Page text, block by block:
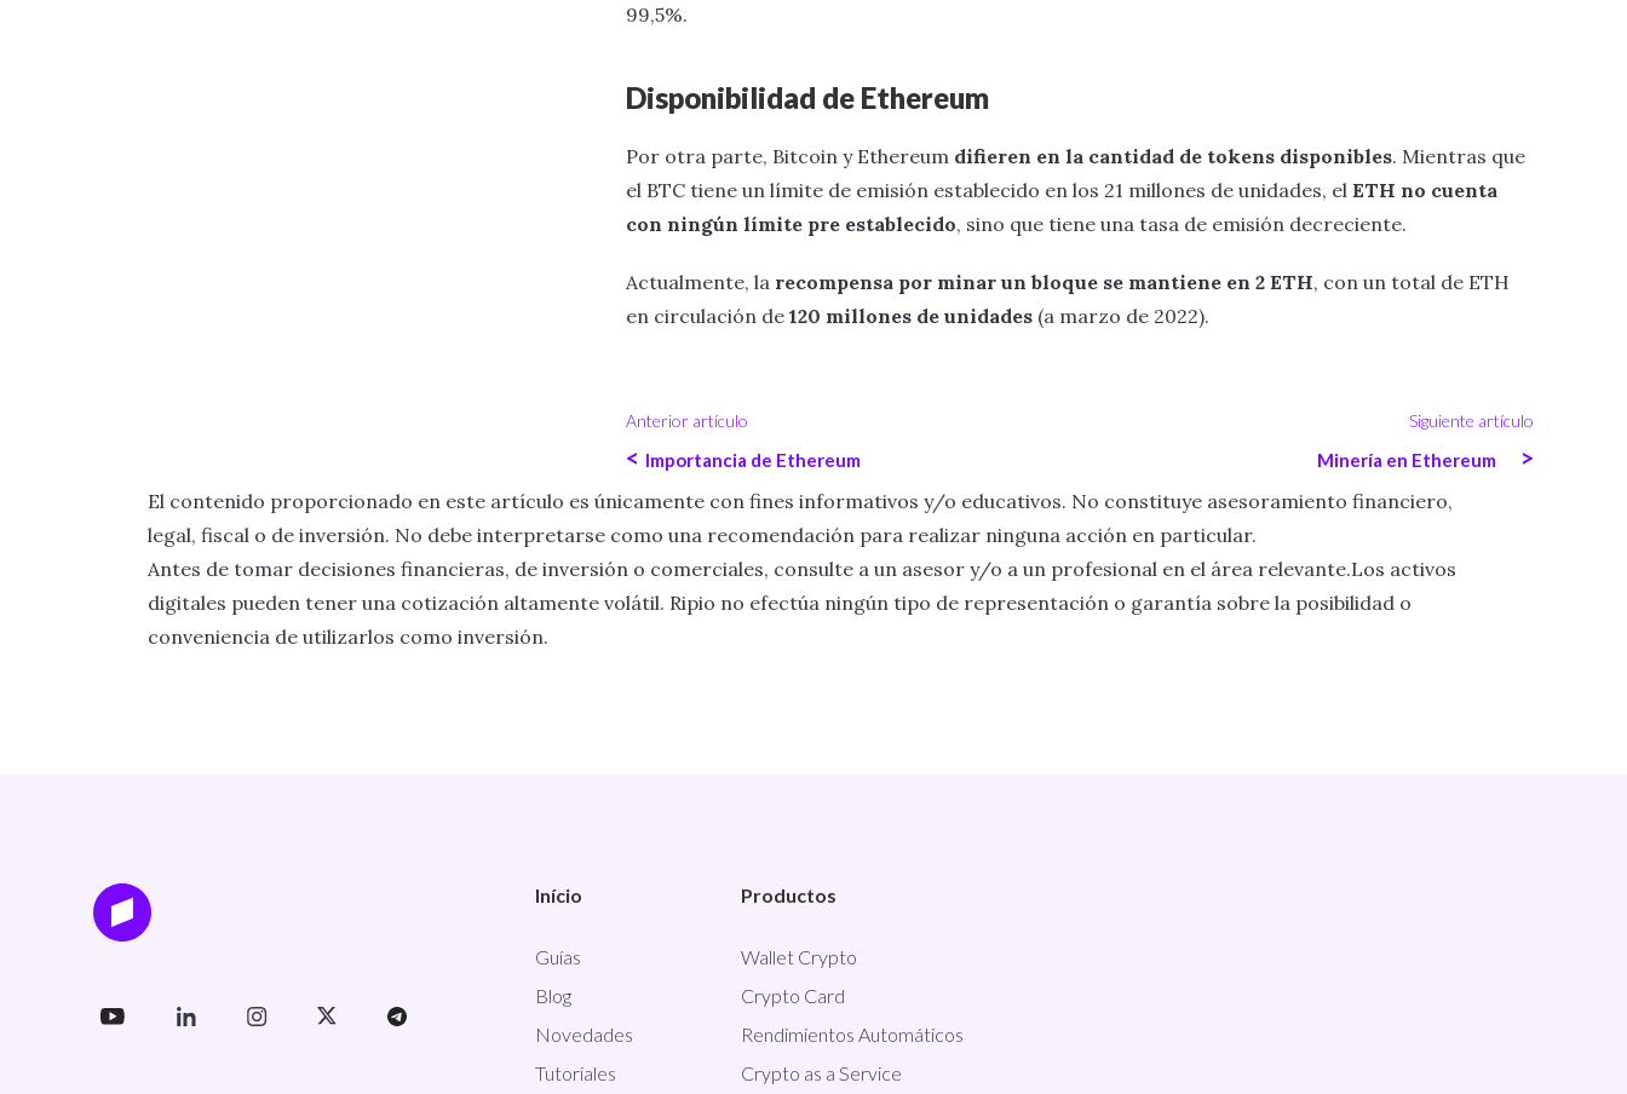
99,5%.
Disponibilidad de Ethereum
Por otra parte, Bitcoin y Ethereum difieren en la cantidad de tokens disponibles. Mientras que
el BTC tiene un límite de emisión establecido en los 21 millones de unidades, el ETH no cuenta
con ningún límite pre establecido, sino que tiene una tasa de emisión decreciente.
Actualmente, la recompensa por minar un bloque se mantiene en 2 ETH, con un total de ETH
en circulación de 120 millones de unidades (a marzo de 2022).
Anterior artículo
< Importancia de Ethereum
Siguiente artículo
Minería en Ethereum >
El contenido proporcionado en este artículo es únicamente con fines informativos y/o educativos. No constituye asesoramiento financiero,
legal, fiscal o de inversión. No debe interpretarse como una recomendación para realizar ninguna acción en particular.
Antes de tomar decisiones financieras, de inversión o comerciales, consulte a un asesor y/o a un profesional en el área relevante.Los activos
digitales pueden tener una cotización altamente volátil. Ripio no efectúa ningún tipo de representación o garantía sobre la posibilidad o
conveniencia de utilizarlos como inversión.
Início
Guías
Blog
Novedades
Tutoriales
Productos
Wallet Crypto
Crypto Card
Rendimientos Automáticos
Crypto as a Service